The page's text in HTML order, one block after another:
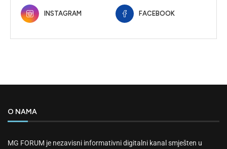
INSTAGRAM FACEBOOK
O NAMA
MG FORUM je nezavisni informativni digitalni kanal smješten u